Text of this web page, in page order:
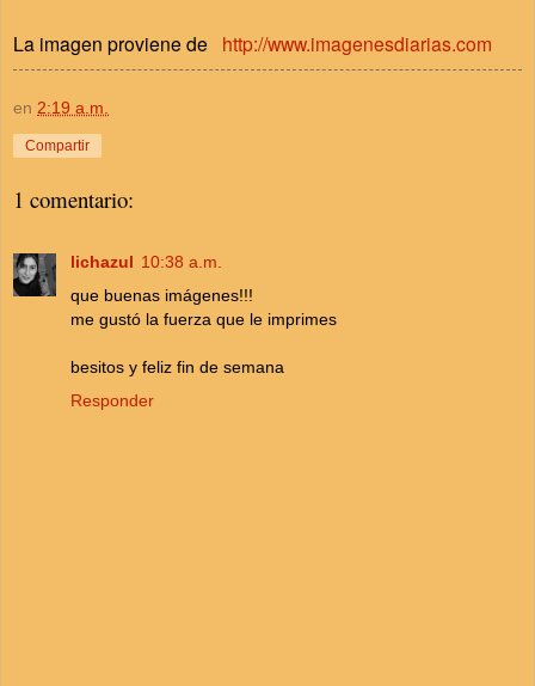
La imagen proviene de http://www.imagenesdiarias.com
en 2:19 a.m.
Compartir
1 comentario:
lichazul 10:38 a.m.
que buenas imágenes!!!
me gustó la fuerza que le imprimes
besitos y feliz fin de semana
Responder